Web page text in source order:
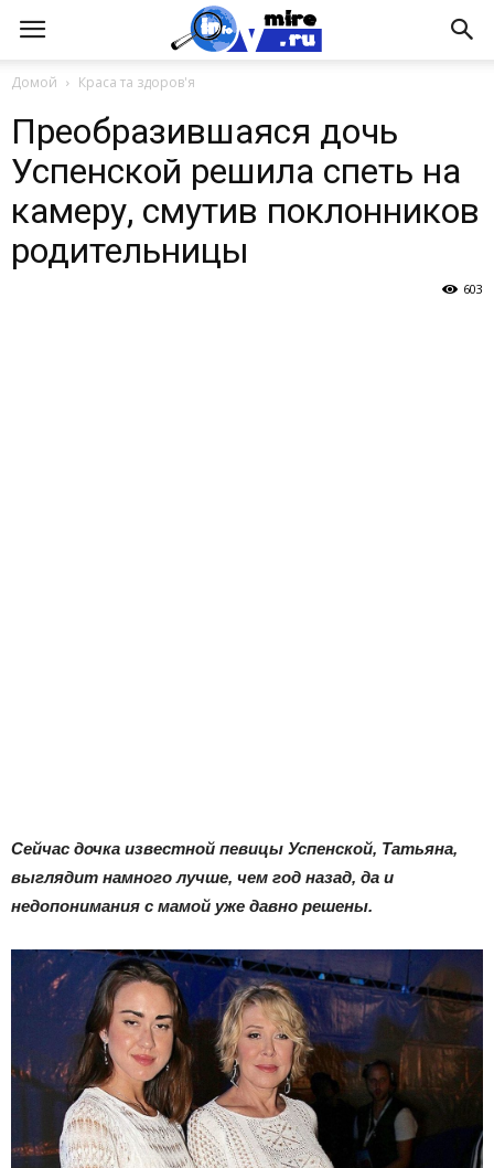
Домой Краса та здоров'я
Преобразившаяся дочь
Успенской решила спеть на
камеру, смутив поклонников
родительницы
603
Сейчас дочка известной певицы Успенской, Татьяна,
выглядит намного лучше, чем год назад, да и
недопонимания с мамой уже давно решены.